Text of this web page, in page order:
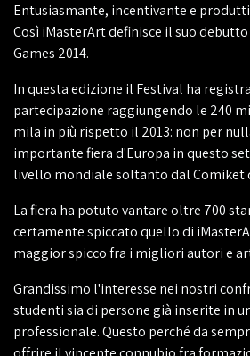
Entusiasmante, incentivante e
Così iMasterArt definisce il suo debutto
Games 2014.
In questa edizione il Festival ha
partecipazione raggiungendo le 240
mila in più rispetto il 2013: non per
importante fiera d'Europa in questo
livello mondiale soltanto dal Comiket
La fiera ha potuto vantare oltre 700
certamente spiccato quello di
maggior spicco fra i migliori autori e
Grandissimo l'interesse nei nostri
studenti sia di persone già inserite in
professionale. Questo perché da